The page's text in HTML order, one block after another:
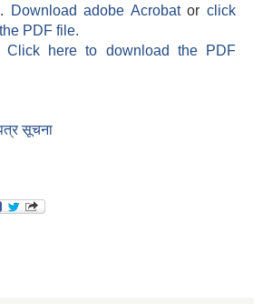
Download adobe Acrobatorclick
PDF file.
Click here to download the PDF
सूचना